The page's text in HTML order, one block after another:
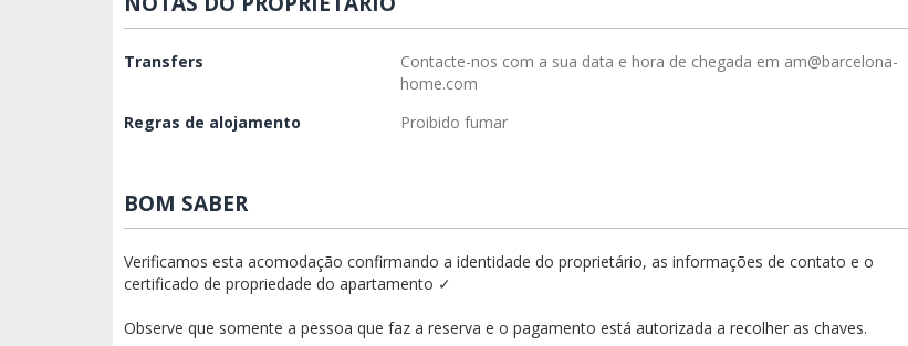
Transfers
Contacte-nos com a sua data e hora de chegada em am@barcelona-
home.com
Regras de alojamento
Proibido fumar
BOM SABER
Verificamos esta acomodação confirmando a identidade do proprietário, as informações de contato e o
certificado de propriedade do apartamento ✓
Observe que somente a pessoa que faz a reserva e o pagamento está autorizada a recolher as chaves.